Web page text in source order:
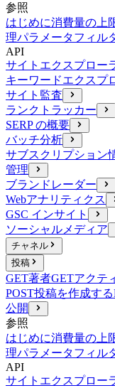
参照
はじめに消費量の上
理パラメータフィル
API
サイトエクスプロー
キーワードエクスプ
サイト監査
ランクトラッカー
SERP の概要
バッチ分析
サブスクリプション
管理
ブランドレーダー
Webアナリティクス
GSC インサイト
ソーシャルメディア
チャネル
投稿
GET著者GETアクテ
POST投稿を作成する
公開
参照
はじめに消費量の上
理パラメータフィル
API
サイトエクスプロー